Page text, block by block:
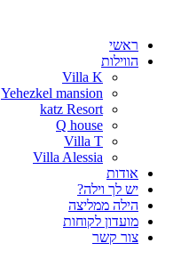
ראשי
הווילות
Villa K
Yehezkel mansion
katz Resort
Q house
Villa T
Villa Alessia
אודות
יש לך וילה?
הילה ממליצה
מועדון לקוחות
צור קשר